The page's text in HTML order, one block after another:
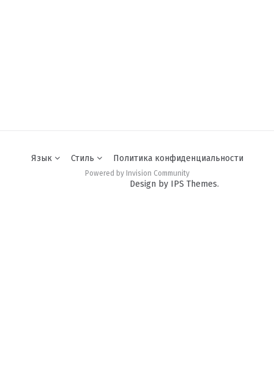
Язык Стиль Политика конфиденциальности
Powered by Invision Community
Design by IPS Themes.